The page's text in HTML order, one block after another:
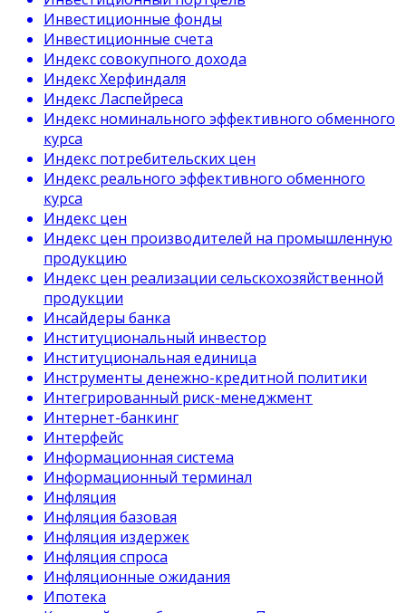
Инвестиционные фонды
Инвестиционные счета
Индекс совокупного дохода
Индекс Херфиндаля
Индекс Ласпейреса
Индекс номинального эффективного обменного
курса
Индекс потребительских цен
Индекс реального эффективного обменного
курса
Индекс цен
Индекс цен производителей на промышленную
продукцию
Индекс цен реализации сельскохозяйственной
продукции
Инсайдеры банка
Институциональный инвестор
Институциональная единица
Инструменты денежно-кредитной политики
Интегрированный риск-менеджмент
Интернет-банкинг
Интерфейс
Информационная система
Информационный терминал
Инфляция
Инфляция базовая
Инфляция издержек
Инфляция спроса
Инфляционные ожидания
Ипотека